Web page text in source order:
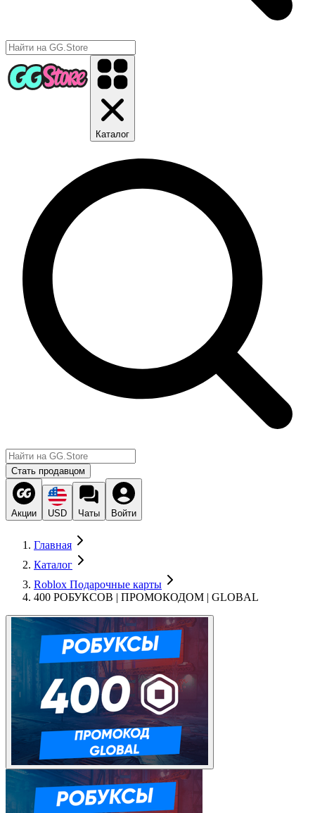
Каталог
Стать продавцом
Акции USD Чаты Войти
Главная
Каталог
Roblox Подарочные карты
400 РОБУКСОВ | ПРОМОКОДОМ | GLOBAL